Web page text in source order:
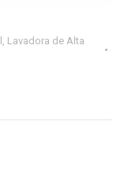
Lavadora de Alta